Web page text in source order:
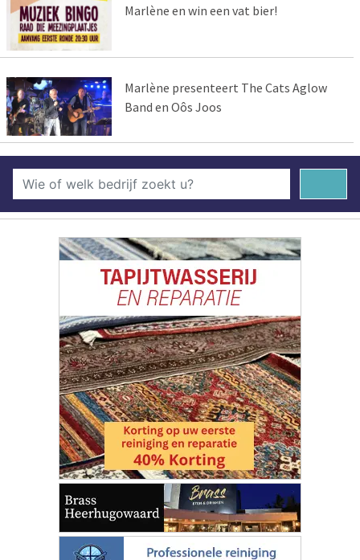
Marlène en win een vat bier!
Marlène presenteert The Cats Aglow
Band en Oôs Joos